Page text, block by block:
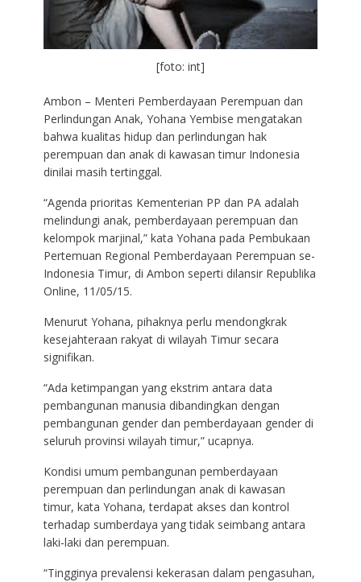
[foto: int]
Ambon – Menteri Pemberdayaan Perempuan dan
Perlindungan Anak, Yohana Yembise mengatakan
bahwa kualitas hidup dan perlindungan hak
perempuan dan anak di kawasan timur Indonesia
dinilai masih tertinggal.
“Agenda prioritas Kementerian PP dan PA adalah
melindungi anak, pemberdayaan perempuan dan
kelompok marjinal,” kata Yohana pada Pembukaan
Pertemuan Regional Pemberdayaan Perempuan se-
Indonesia Timur, di Ambon seperti dilansir Republika
Online, 11/05/15.
Menurut Yohana, pihaknya perlu mendongkrak
kesejahteraan rakyat di wilayah Timur secara
signifikan.
“Ada ketimpangan yang ekstrim antara data
pembangunan manusia dibandingkan dengan
pembangunan gender dan pemberdayaan gender di
seluruh provinsi wilayah timur,” ucapnya.
Kondisi umum pembangunan pemberdayaan
perempuan dan perlindungan anak di kawasan
timur, kata Yohana, terdapat akses dan kontrol
terhadap sumberdaya yang tidak seimbang antara
laki-laki dan perempuan.
“Tingginya prevalensi kekerasan dalam pengasuhan,